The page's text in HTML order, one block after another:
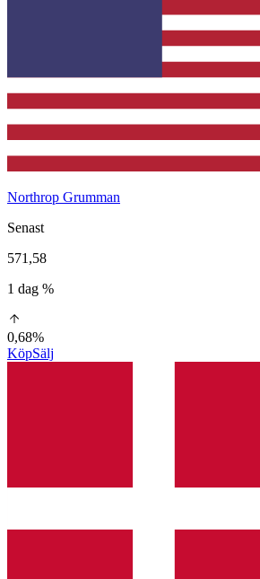
Northrop Grumman
Senast
571,58
1 dag %
0,68%
KöpSälj